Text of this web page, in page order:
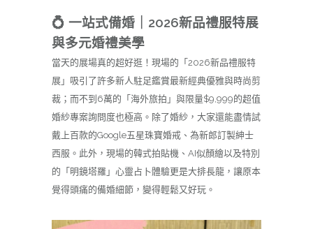
💍 一站式備婚｜2026新品禮服特展
與多元婚禮美學
當天的展場真的超好逛！現場的「2026新品禮服特
展」吸引了許多新人駐足鑑賞最新經典優雅與時尚剪
裁；而不到6萬的「海外旅拍」與限量$9,999的超值
婚紗專案詢問度也極高。除了婚紗，大家還能盡情試
戴上百款的Google五星珠寶婚戒、為新郎訂製紳士
西服。此外，現場的韓式拍貼機、AI似顏繪以及特別
的「明鏡塔羅」心靈占卜體驗更是大排長龍，讓原本
覺得頭痛的備婚細節，變得輕鬆又好玩。